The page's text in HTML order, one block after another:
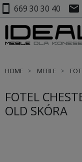
smartphone 669 30 30 40 mail
HOME MEBLE
FOTEL
OLD SKÓRA